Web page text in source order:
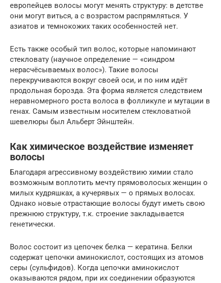
европейцев волосы могут менять структуру: в детстве
они могут виться, а с возрастом распрямляться. У
азиатов и темнокожих таких особенностей нет.
Есть также особый тип волос, которые напоминают
стекловату (научное определение — «синдром
нерасчёсываемых волос»). Такие волосы
перекручиваются вокруг своей оси, и по ним идёт
продольная борозда. Эта форма является следствием
неравномерного роста волоса в фолликуле и мутации в
генах. Самым известным носителем стекловатной
шевелюры был Альберт Эйнштейн.
Как химическое воздействие изменяет
волосы
Благодаря агрессивному воздействию химии стало
возможным воплотить мечту прямоволосых женщин о
милых кудряшках, а кучерявых — о прямых волосах.
Однако новые отрастающие волосы будут иметь свою
прежнюю структуру, т.к. строение закладывается
генетически.
Волос состоит из цепочек белка — кератина. Белки
содержат цепочки аминокислот, состоящих из атомов
серы (сульфидов). Когда цепочки аминокислот
оказываются рядом, при их соединении образуются